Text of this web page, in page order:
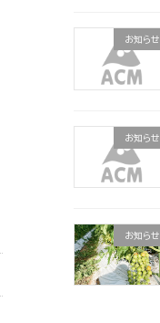
お知らせ
お知らせ
お知らせ